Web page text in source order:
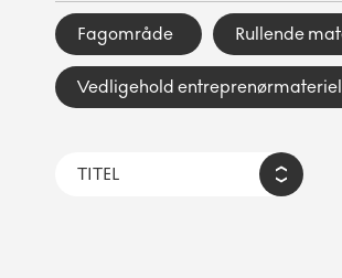
Fagområde Rullende
Vedligehold entreprenørmateriel